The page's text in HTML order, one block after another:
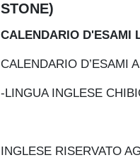
STONE)
CALENDARIO D'ESAMI
CALENDARIO D’ESAMI
-LINGUA INGLESE
INGLESE RISERVATO